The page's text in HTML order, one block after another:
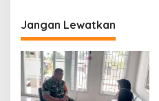
g
a
s
i
Jangan Lewatkan